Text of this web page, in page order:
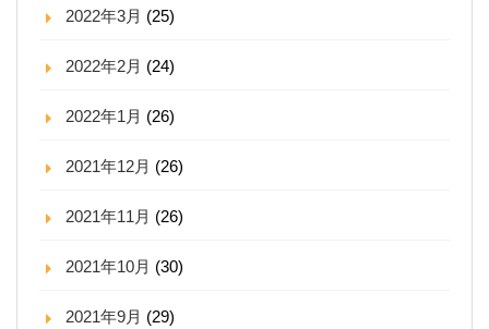
2022年3月 (25)
2022年2月 (24)
2022年1月 (26)
2021年12月 (26)
2021年11月 (26)
2021年10月 (30)
2021年9月 (29)